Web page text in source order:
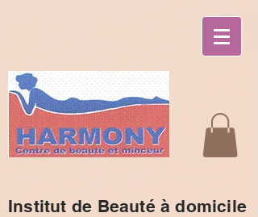
Institut de Beauté à domicile